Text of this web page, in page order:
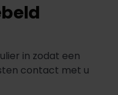
in zodat een
contact met u